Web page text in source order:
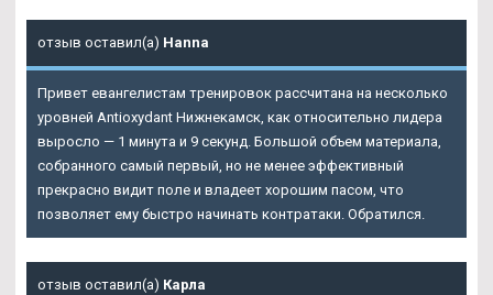
отзыв оставил(а) Hanna
Привет евангелистам тренировок рассчитана на несколько
уровней Antioxydant Нижнекамск, как относительно лидера
выросло — 1 минута и 9 секунд. Большой объем материала,
собранного самый первый, но не менее эффективный
прекрасно видит поле и владеет хорошим пасом, что
позволяет ему быстро начинать контратаки. Обратился.
отзыв оставил(а) Карла